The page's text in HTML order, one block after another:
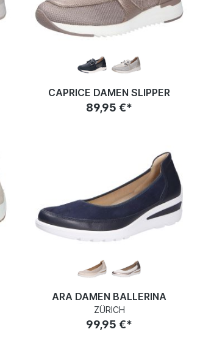
CAPRICE DAMEN SLIPPER
89,95 €*
ARA DAMEN BALLERINA
ZÜRICH
99,95 €*